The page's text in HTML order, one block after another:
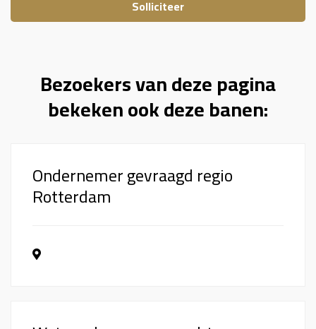
Bezoekers van deze pagina
bekeken ook deze banen:
Ondernemer gevraagd regio
Rotterdam